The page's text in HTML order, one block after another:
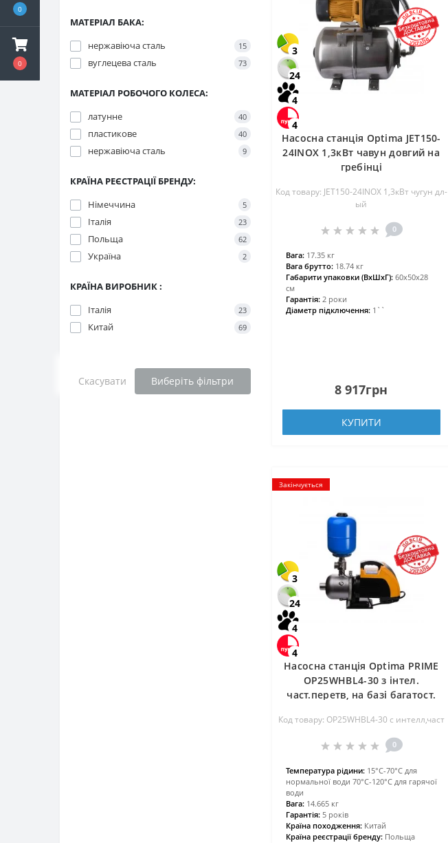
0
0
МАТЕРІАЛ БАКА:
нержавіюча сталь
15
вуглецева сталь 73
МАТЕРІАЛ РОБОЧОГО КОЛЕСА:
латунне
40
пластикове 40
нержавіюча сталь 9
КРАЇНА РЕЄСТРАЦІЇ БРЕНДУ:
Німеччина
5
Італія 23
Польща 62
Україна 2
КРАЇНА ВИРОБНИК :
Італія
23
Китай 69
Скасувати Виберіть фільтри
3
24
4
4
Насосна станція Optima JET150-
24INOX 1,3кВт чавун довгий на
гребінці
Код товару: JET150-24INOX 1,3кВт чугун дл-
ый
0
Вага: 17.35 кг
Вага брутто: 18.74 кг
Габарити упаковки (ВхШхГ): 60х50х28
см
Гарантія: 2 роки
Діаметр підключення: 1``
8 917грн
КУПИТИ
Закінчується
3
24
4
4
Насосна станція Optima PRIME
OP25WHBL4-30 з інтел.
част.перетв, на базі багатост.
Код товару: OP25WHBL4-30 с интелл,част
0
Температура рідини: 15°С-70°С для
нормальної води 70°С-120°С для гарячої
води
Вага: 14.665 кг
Гарантія: 5 років
Країна походження: Китай
Країна реєстрації бренду: Польща